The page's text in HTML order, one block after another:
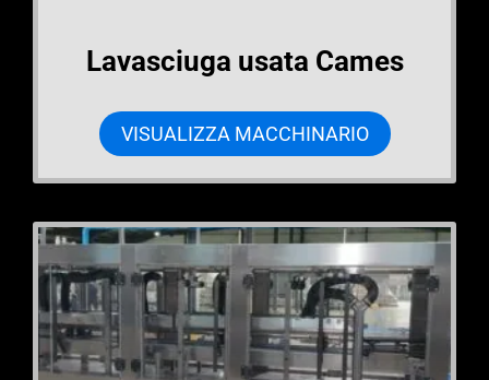
Lavasciuga usata Cames
VISUALIZZA MACCHINARIO